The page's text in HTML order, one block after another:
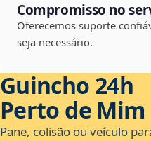
Compromisso no
Oferecemos suporte
seja necessário.
Guincho 24h
Perto de Mim
Pane, colisão ou veículo